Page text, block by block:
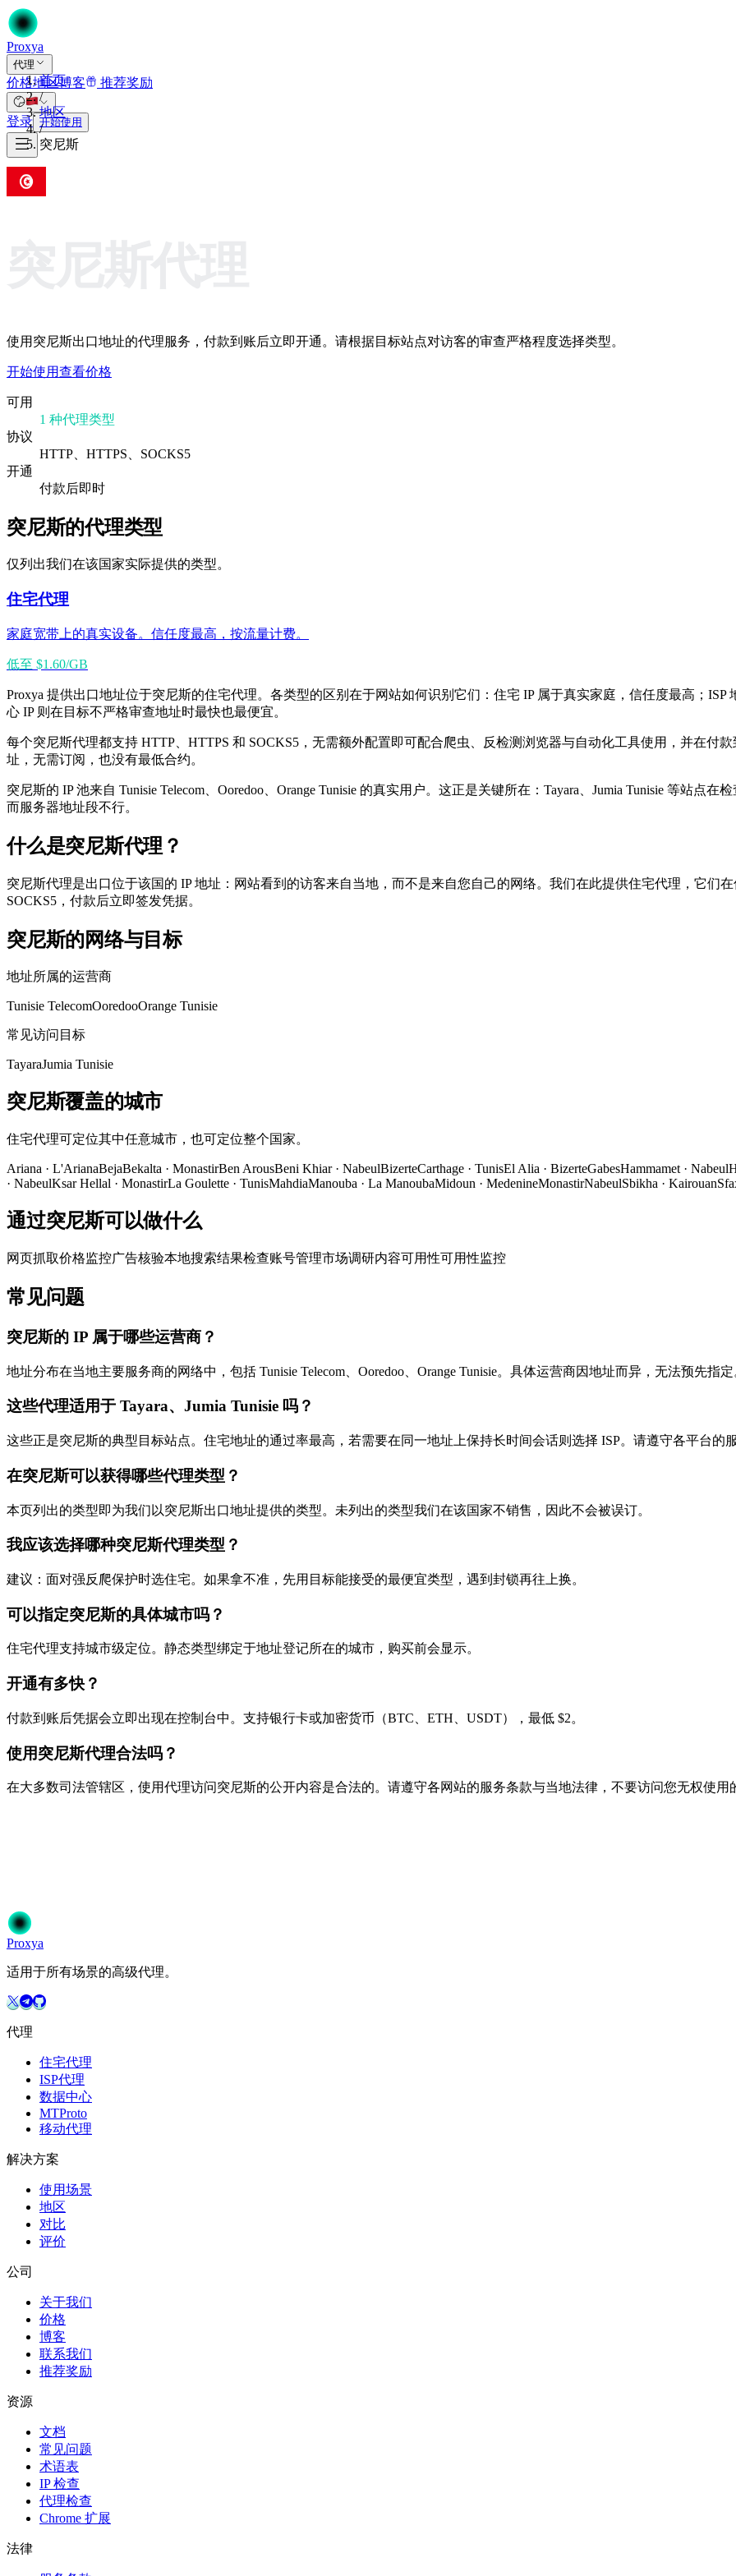
Proxya
代理
价格地区博客 推荐奖励
登录 开始使用
首页
/
地区
/
突尼斯
使用突尼斯出口地址的代理服务，付款到账后立即开通。请根据目标站点对访客的审查严格程度选择类型。
开始使用查看价格
可用
1 种代理类型
协议
HTTP、HTTPS、SOCKS5
开通
付款后即时
突尼斯的代理类型
仅列出我们在该国家实际提供的类型。
住宅代理
家庭宽带上的真实设备。信任度最高，按流量计费。
低至 $1.60/GB
Proxya 提供出口地址位于突尼斯的住宅代理。各类型的区别在于网站如何识别它们：住宅 IP 属于真实家庭，信任度最高；
心 IP 则在目标不严格审查地址时最快也最便宜。
每个突尼斯代理都支持 HTTP、HTTPS 和 SOCKS5，无需额外配置即可配合爬虫、反检测浏览器与自动化工具使用，并在付
址，无需订阅，也没有最低合约。
突尼斯的 IP 池来自 Tunisie Telecom、Ooredoo、Orange Tunisie 的真实用户。这正是关键所在：Tayara、Jumia Tunisie 等站点
而服务器地址段不行。
什么是突尼斯代理？
突尼斯代理是出口位于该国的 IP 地址：网站看到的访客来自当地，而不是来自您自己的网络。我们在此提供住宅代理，它们
SOCKS5，付款后立即签发凭据。
突尼斯的网络与目标
地址所属的运营商
Tunisie TelecomOoredooOrange Tunisie
常见访问目标
TayaraJumia Tunisie
突尼斯覆盖的城市
住宅代理可定位其中任意城市，也可定位整个国家。
Ariana · L'ArianaBejaBekalta · MonastirBen ArousBeni Khiar· NabeulBizerteCarthage · TunisEl Alia · BizerteGabesHammamet · Nabeul
· NabeulKsar Hellal · MonastirLa Goulette · TunisMahdiaManouba · La ManoubaMidoun · MedenineMonastirNabeulSbikha · Kairouan
通过突尼斯可以做什么
网页抓取价格监控广告核验本地搜索结果检查账号管理市场调研内容可用性可用性监控
常见问题
突尼斯的 IP 属于哪些运营商？
地址分布在当地主要服务商的网络中，包括 Tunisie Telecom、Ooredoo、Orange Tunisie。具体运营商因地址而异，无法预先指定
这些代理适用于 Tayara、Jumia Tunisie 吗？
这些正是突尼斯的典型目标站点。住宅地址的通过率最高，若需要在同一地址上保持长时间会话则选择 ISP。请遵守各平台的服
在突尼斯可以获得哪些代理类型？
本页列出的类型即为我们以突尼斯出口地址提供的类型。未列出的类型我们在该国家不销售，因此不会被误订。
我应该选择哪种突尼斯代理类型？
建议：面对强反爬保护时选住宅。如果拿不准，先用目标能接受的最便宜类型，遇到封锁再往上换。
可以指定突尼斯的具体城市吗？
住宅代理支持城市级定位。静态类型绑定于地址登记所在的城市，购买前会显示。
开通有多快？
付款到账后凭据会立即出现在控制台中。支持银行卡或加密货币（BTC、ETH、USDT），最低 $2。
使用突尼斯代理合法吗？
在大多数司法管辖区，使用代理访问突尼斯的公开内容是合法的。请遵守各网站的服务条款与当地法律，不要访问您无权使用
开始使用
Proxya
适用于所有场景的高级代理。
代理
住宅代理
ISP代理
数据中心
MTProto
移动代理
解决方案
使用场景
地区
对比
评价
公司
关于我们
价格
博客
联系我们
推荐奖励
资源
文档
常见问题
术语表
IP 检查
代理检查
Chrome 扩展
法律